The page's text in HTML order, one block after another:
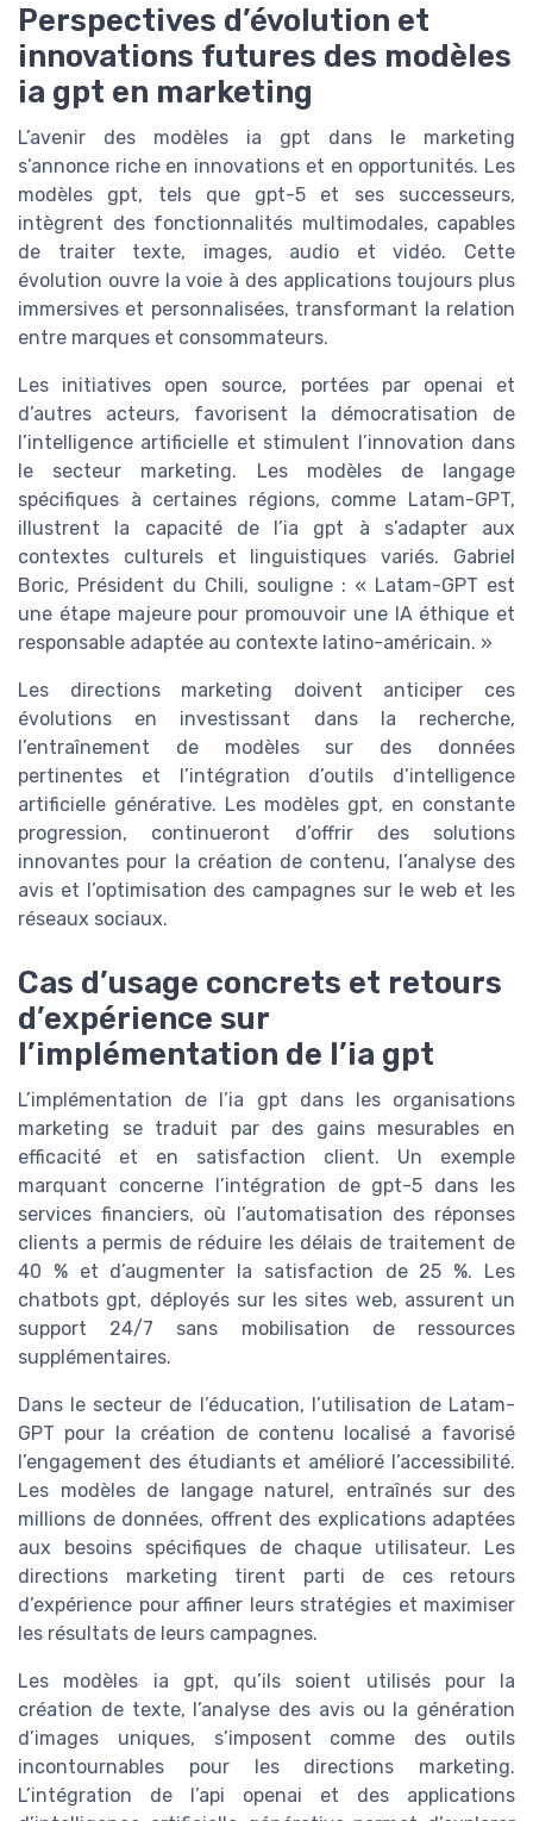
Perspectives d’évolution et
innovations futures des modèles
ia gpt en marketing
L’avenir des modèles ia gpt dans le marketing
s’annonce riche en innovations et en opportunités. Les
modèles gpt, tels que gpt-5 et ses successeurs,
intègrent des fonctionnalités multimodales, capables
de traiter texte, images, audio et vidéo. Cette
évolution ouvre la voie à des applications toujours plus
immersives et personnalisées, transformant la relation
entre marques et consommateurs.
Les initiatives open source, portées par openai et
d’autres acteurs, favorisent la démocratisation de
l’intelligence artificielle et stimulent l’innovation dans
le secteur marketing. Les modèles de langage
spécifiques à certaines régions, comme Latam-GPT,
illustrent la capacité de l’ia gpt à s’adapter aux
contextes culturels et linguistiques variés. Gabriel
Boric, Président du Chili, souligne : « Latam-GPT est
une étape majeure pour promouvoir une IA éthique et
responsable adaptée au contexte latino-américain. »
Les directions marketing doivent anticiper ces
évolutions en investissant dans la recherche,
l’entraînement de modèles sur des données
pertinentes et l’intégration d’outils d’intelligence
artificielle générative. Les modèles gpt, en constante
progression, continueront d’offrir des solutions
innovantes pour la création de contenu, l’analyse des
avis et l’optimisation des campagnes sur le web et les
réseaux sociaux.
Cas d’usage concrets et retours
d’expérience sur
l’implémentation de l’ia gpt
L’implémentation de l’ia gpt dans les organisations
marketing se traduit par des gains mesurables en
efficacité et en satisfaction client. Un exemple
marquant concerne l’intégration de gpt-5 dans les
services financiers, où l’automatisation des réponses
clients a permis de réduire les délais de traitement de
40 % et d’augmenter la satisfaction de 25 %. Les
chatbots gpt, déployés sur les sites web, assurent un
support 24/7 sans mobilisation de ressources
supplémentaires.
Dans le secteur de l’éducation, l’utilisation de Latam-
GPT pour la création de contenu localisé a favorisé
l’engagement des étudiants et amélioré l’accessibilité.
Les modèles de langage naturel, entraînés sur des
millions de données, offrent des explications adaptées
aux besoins spécifiques de chaque utilisateur. Les
directions marketing tirent parti de ces retours
d’expérience pour affiner leurs stratégies et maximiser
les résultats de leurs campagnes.
Les modèles ia gpt, qu’ils soient utilisés pour la
création de texte, l’analyse des avis ou la génération
d’images uniques, s’imposent comme des outils
incontournables pour les directions marketing.
L’intégration de l’api openai et des applications